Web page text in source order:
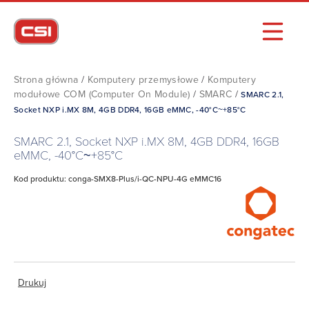
Strona główna / Komputery przemysłowe / Komputery
modułowe COM (Computer On Module) / SMARC /SMARC 2.1,
Socket NXP i.MX 8M, 4GB DDR4, 16GB eMMC, -40°C~+85°C
SMARC 2.1, Socket NXP i.MX 8M, 4GB DDR4, 16GB
eMMC, -40°C~+85°C
Kod produktu: conga-SMX8-Plus/i-QC-NPU-4G eMMC16
Drukuj